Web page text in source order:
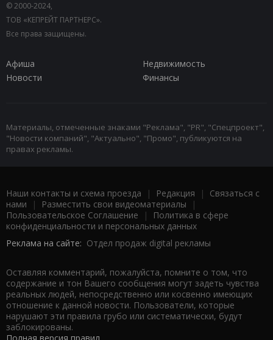
© 2000-2024,
ТОВ «КЕПРЕЙТ ПАРТНЕРС».
Все права защищены.
Афиша
Недвижимость
Новости
Финансы
Материалы, отмеченные знаками "Реклама", "PR", "Спецпроект",
"Новости компаний", "Актуально", "Промо", публикуются на
правах рекламы.
Наши контакты и схема проезда | Редакция | Связаться с
нами | Разместить свои видеоматериалы |
Пользовательское Соглашение |
Политика в сфере
конфиденциальности и персональных данных
Реклама на сайте: Отдел продаж digital рекламы
Оставляя комментарий, пожалуйста, помните о том, что
содержание и тон Вашего сообщения могут задеть чувства
реальных людей, непосредственно или косвенно имеющих
отношение к данной новости. Пользователи, которые
нарушают эти правила грубо или систематически, будут
заблокированы.